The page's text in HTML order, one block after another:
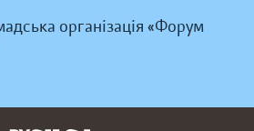
організація «Форум